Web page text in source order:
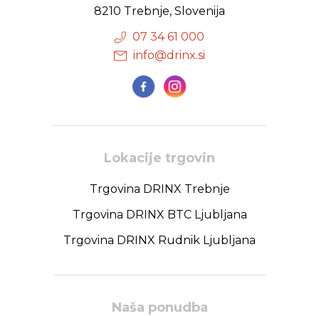
8210 Trebnje, Slovenija
07 34 61 000
info@drinx.si
Lokacije trgovin
Trgovina DRINX Trebnje
Trgovina DRINX BTC Ljubljana
Trgovina DRINX Rudnik Ljubljana
Naša ponudba